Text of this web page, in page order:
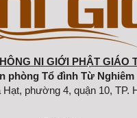
NI GIỚI PHẬT GIÁO
phòng Tổ đình Từ Nghiêm
phường 4, quận 10, TP.